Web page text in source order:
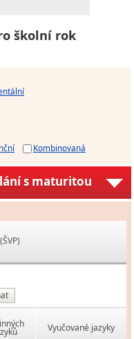
školní rok
Kombinovaná
s maturitou
Vyučované jazyky